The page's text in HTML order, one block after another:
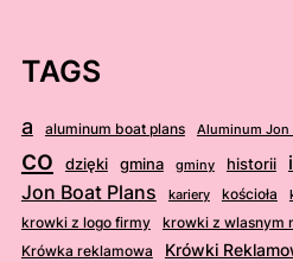
TAGS
a aluminum boat plans Aluminum Jon
co dzięki gmina gminy historii
Jon Boat Plans kariery kościoła
krowki z logo firmy
krowki z wlasnym
Krówka reklamowa
Krówki